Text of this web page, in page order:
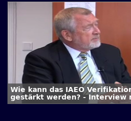
Wie kann das IAEO
gestärkt werden? - Interview
Schriefer